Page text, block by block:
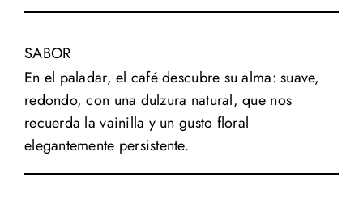
SABOR
En el paladar, el café descubre su alma: suave,
redondo, con una dulzura natural, que nos
recuerda la vainilla y un gusto floral
elegantemente persistente.